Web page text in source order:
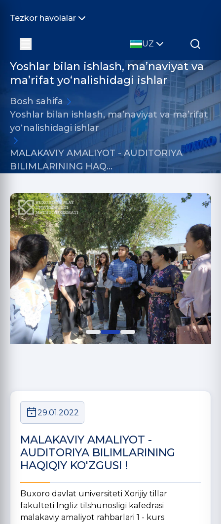
Tezkor havolalar
UZ
Yoshlar bilan ishlash, ma’naviyat va
ma’rifat yo‘nalishidagi ishlar
Bosh sahifa
Yoshlar bilan ishlash, ma’naviyat va ma’rifat
yo‘nalishidagi ishlar
MALAKAVIY AMALIYOT - AUDITORIYA
BILIMLARINING HAQ…
29.01.2022
MALAKAVIY AMALIYOT -
AUDITORIYA BILIMLARINING
HAQIQIY KO'ZGUSI !
Buxoro davlat universiteti Xorijiy tillar
fakulteti Ingliz tilshunosligi kafedrasi
malakaviy amaliyot rahbarlari 1 - kurs